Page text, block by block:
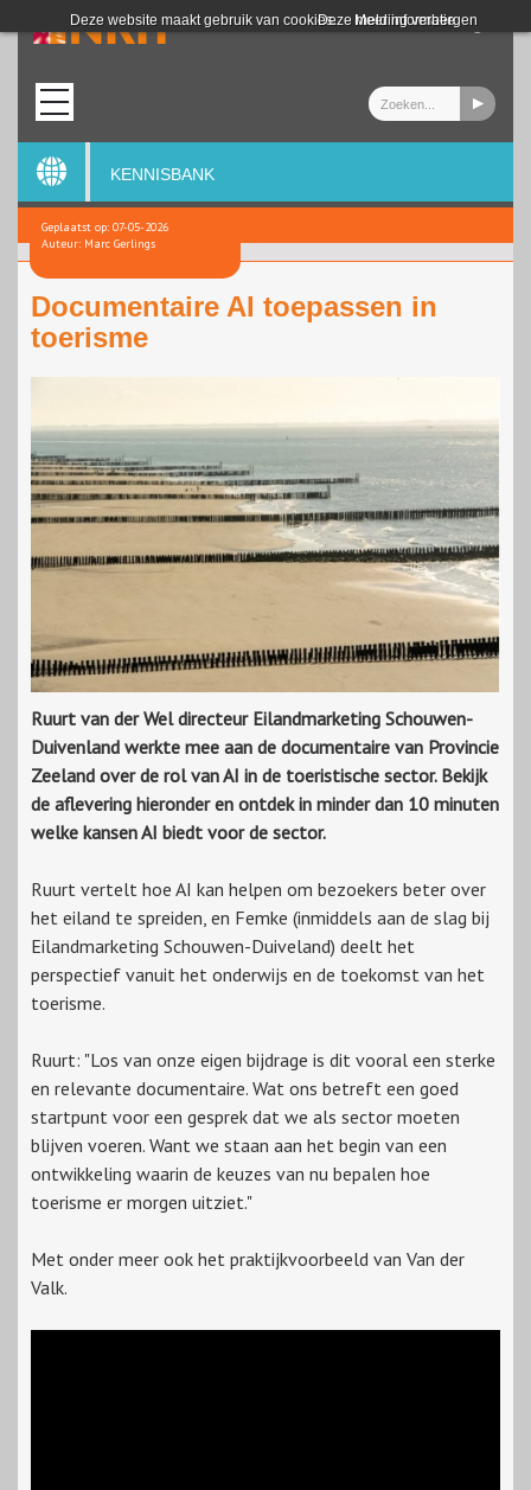
Deze website maakt gebruik van cookies. Meer informatie
Deze melding verbergen
Login
KENNISBANK
Geplaatst op: 07-05-2026
Auteur: Marc Gerlings
Documentaire AI toepassen in
toerisme
Ruurt van der Wel directeur Eilandmarketing Schouwen-
Duivenland werkte mee aan de documentaire van Provincie
Zeeland over de rol van AI in de toeristische sector. Bekijk
de aflevering hieronder en ontdek in minder dan 10 minuten
welke kansen AI biedt voor de sector.
Ruurt vertelt hoe AI kan helpen om bezoekers beter over
het eiland te spreiden, en Femke (inmiddels aan de slag bij
Eilandmarketing Schouwen-Duiveland) deelt het
perspectief vanuit het onderwijs en de toekomst van het
toerisme.
Ruurt: "Los van onze eigen bijdrage is dit vooral een sterke
en relevante documentaire. Wat ons betreft een goed
startpunt voor een gesprek dat we als sector moeten
blijven voeren. Want we staan aan het begin van een
ontwikkeling waarin de keuzes van nu bepalen hoe
toerisme er morgen uitziet."
Met onder meer ook het praktijkvoorbeeld van Van der
Valk.